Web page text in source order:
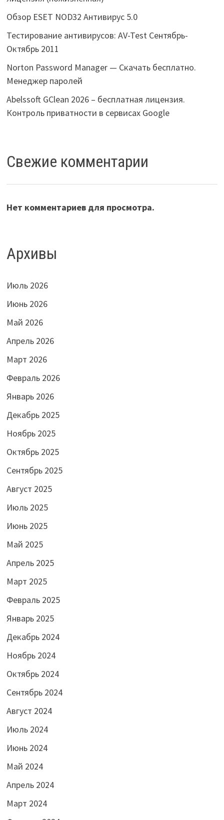
Обзор ESET NOD32 Антивирус 5.0
Тестирование антивирусов: AV-Test Сентябрь-
Октябрь 2011
Norton Password Manager — Скачать бесплатно.
Менеджер паролей
Abelssoft GClean 2026 – бесплатная лицензия.
Контроль приватности в сервисах Google
Свежие комментарии
Нет комментариев для просмотра.
Архивы
Июль 2026
Июнь 2026
Май 2026
Апрель 2026
Март 2026
Февраль 2026
Январь 2026
Декабрь 2025
Ноябрь 2025
Октябрь 2025
Сентябрь 2025
Август 2025
Июль 2025
Июнь 2025
Май 2025
Апрель 2025
Март 2025
Февраль 2025
Январь 2025
Декабрь 2024
Ноябрь 2024
Октябрь 2024
Сентябрь 2024
Август 2024
Июль 2024
Июнь 2024
Май 2024
Апрель 2024
Март 2024